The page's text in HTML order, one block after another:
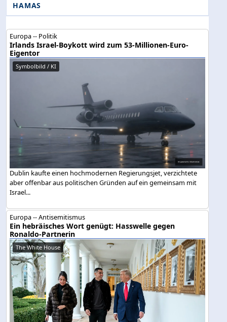
HAMAS
Europa -- Politik
Irlands Israel-Boykott wird zum 53-Millionen-Euro-
Eigentor
Symbolbild / KI
Dublin kaufte einen hochmodernen Regierungsjet, verzichtete
aber offenbar aus politischen Gründen auf ein gemeinsam mit
Israel...
Europa -- Antisemitismus
Ein hebräisches Wort genügt: Hasswelle gegen
Ronaldo-Partnerin
The White House